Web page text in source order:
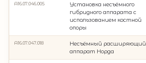
A16.07.046.005
Установка несъëмного
гибридного аппарата с
использованием костной
опоры
A16.07.047.018
Несъëмный расширяющий
аппарат Норда